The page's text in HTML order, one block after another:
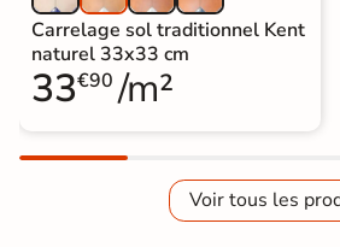
Carrelage sol traditionnel Kent
naturel 33x33 cm
33€90 /m²
Voir tous les